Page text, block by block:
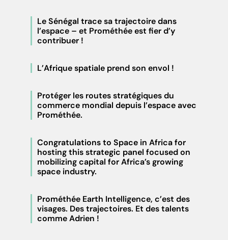
Le Sénégal trace sa trajectoire dans
l’espace – et Prométhée est fier d’y
contribuer !
L’Afrique spatiale prend son envol !
Protéger les routes stratégiques du
commerce mondial depuis l’espace avec
Prométhée.
Congratulations to Space in Africa for
hosting this strategic panel focused on
mobilizing capital for Africa’s growing
space industry.
Prométhée Earth Intelligence, c’est des
visages. Des trajectoires. Et des talents
comme Adrien !